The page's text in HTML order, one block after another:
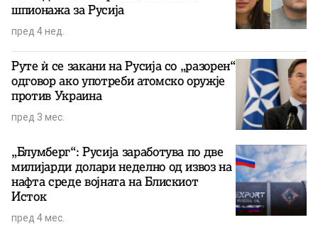
шпионажа за Русија
пред 4 нед.
Руте ѝ се закани на Русија со „разорен“
одговор ако употреби атомско оружје
против Украина
пред 3 мес.
„Блумберг“: Русија заработува по две
милијарди долари неделно од извоз на
нафта среде војната на Блискиот
Исток
пред 4 мес.